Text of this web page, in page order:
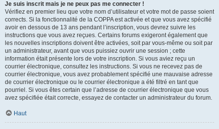
Je suis inscrit mais je ne peux pas me connecter !
Vérifiez en premier lieu que votre nom d’utilisateur et votre mot de passe soient
corrects. Si la fonctionnalité de la COPPA est activée et que vous avez spécifié
avoir en dessous de 13 ans pendant l’inscription, vous devrez suivre les
instructions que vous avez reçues. Certains forums exigeront également que
les nouvelles inscriptions doivent être activées, soit par vous-même ou soit par
un administrateur, avant que vous puissiez ouvrir une session ; cette
information était présente lors de votre inscription. Si vous aviez reçu un
courrier électronique, consultez les instructions. Si vous ne recevez pas de
courrier électronique, vous avez probablement spécifié une mauvaise adresse
de courrier électronique ou le courrier électronique a été filtré en tant que
pourriel. Si vous êtes certain que l’adresse de courrier électronique que vous
avez spécifiée était correcte, essayez de contacter un administrateur du forum.
Haut